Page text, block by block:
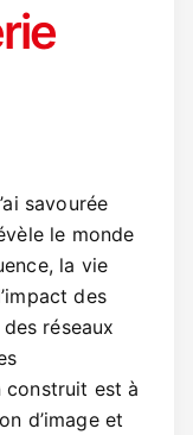
savourée
le monde
la vie
des
réseaux
construit est à
d’image et